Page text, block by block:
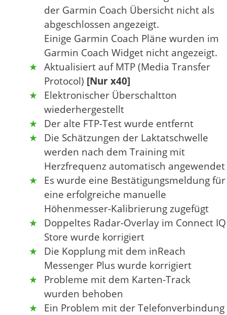
der Garmin Coach Übersicht nicht als
abgeschlossen angezeigt.
Einige Garmin Coach Pläne wurden im
Garmin Coach Widget nicht angezeigt.
Aktualisiert auf MTP (Media Transfer
Protocol) [Nur x40]
Elektronischer Überschaltton
wiederhergestellt
Der alte FTP-Test wurde entfernt
Die Schätzungen der Laktatschwelle
werden nach dem Training mit
Herzfrequenz automatisch angewendet
Es wurde eine Bestätigungsmeldung für
eine erfolgreiche manuelle
Höhenmesser-Kalibrierung zugefügt
Doppeltes Radar-Overlay im Connect IQ
Store wurde korrigiert
Die Kopplung mit dem inReach
Messenger Plus wurde korrigiert
Probleme mit dem Karten-Track
wurden behoben
Ein Problem mit der Telefonverbindung